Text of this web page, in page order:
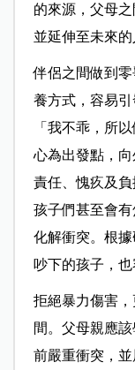
的來源，父母
並延伸至未來的
伴侶之間做到
養方式，容易
「我不乖，所
心為出發點，
責任、愧疚及
孩子們甚至會
化解衝突。根
吵下的孩子，
拒絕暴力傷害
間。父母親應
前嚴重衝突，